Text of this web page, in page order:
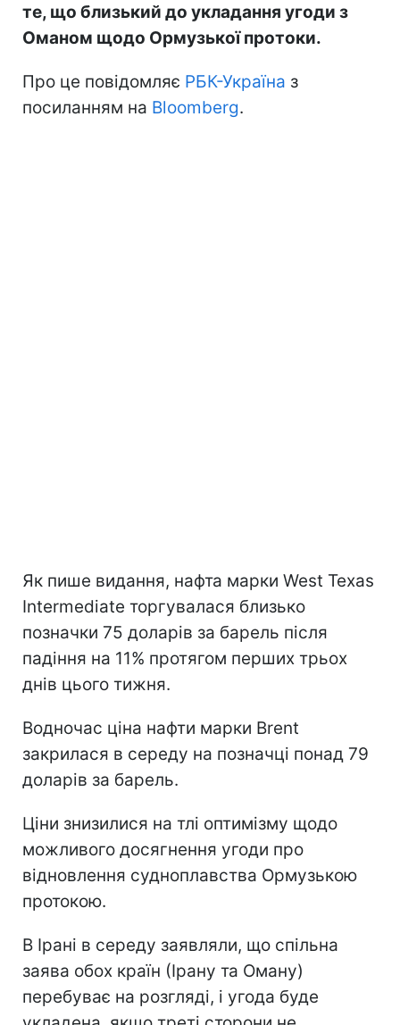
те, що близький до укладання угоди з
Оманом щодо Ормузької протоки.
Про це повідомляє РБК-Україна з
посиланням на Bloomberg.
Як пише видання, нафта марки West Texas
Intermediate торгувалася близько
позначки 75 доларів за барель після
падіння на 11% протягом перших трьох
днів цього тижня.
Водночас ціна нафти марки Brent
закрилася в середу на позначці понад 79
доларів за барель.
Ціни знизилися на тлі оптимізму щодо
можливого досягнення угоди про
відновлення судноплавства Ормузькою
протокою.
В Ірані в середу заявляли, що спільна
заява обох країн (Ірану та Оману)
перебуває на розгляді, і угода буде